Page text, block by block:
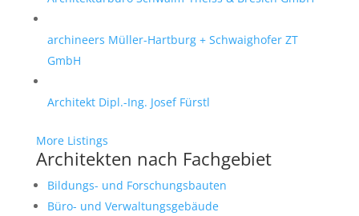
archineers Müller-Hartburg + Schwaighofer ZT
GmbH
Architekt Dipl.-Ing. Josef Fürstl
More Listings
Architekten nach Fachgebiet
Bildungs- und Forschungsbauten
Büro- und Verwaltungsgebäude